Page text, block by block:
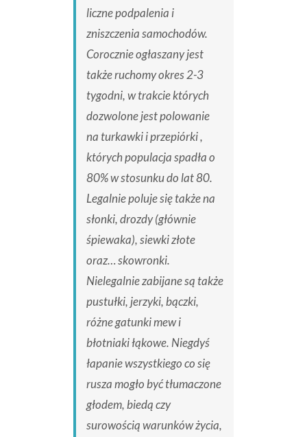
liczne podpalenia i
zniszczenia samochodów.
Corocznie ogłaszany jest
także ruchomy okres 2-3
tygodni, w trakcie których
dozwolone jest polowanie
na turkawki i przepiórki ,
których populacja spadła o
80% w stosunku do lat 80.
Legalnie poluje się także na
słonki, drozdy (głównie
śpiewaka), siewki złote
oraz… skowronki.
Nielegalnie zabijane są także
pustułki, jerzyki, bączki,
różne gatunki mew i
błotniaki łąkowe. Niegdyś
łapanie wszystkiego co się
rusza mogło być tłumaczone
głodem, biedą czy
surowością warunków życia,